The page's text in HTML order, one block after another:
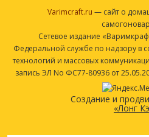
Varimcraft.ru — сайт о
Сетевое издание
Федеральной службе по надзору в
технологий и массовых
запись ЭЛ No ФС77-80936 от
Создание и
«Лонг